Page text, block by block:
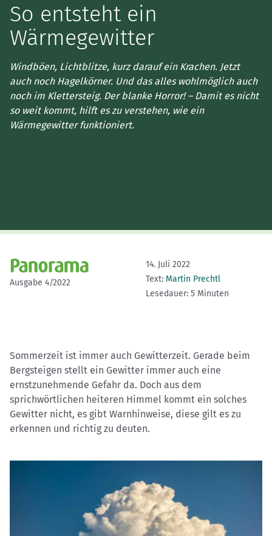
So entsteht ein
Wärmegewitter
Windböen, Lichtblitze, kurz darauf ein Krachen. Jetzt
auch noch Hagelkörner. Und das alles wohlmöglich auch
noch im Klettersteig. Der blanke Horror! – Damit es nicht
so weit kommt, hilft es zu verstehen, wie ein
Wärmegewitter funktioniert.
Ausgabe 4/2022
14. Juli 2022
Text: Martin Prechtl
Lesedauer: 5 Minuten
Sommerzeit ist immer auch Gewitterzeit. Gerade beim
Bergsteigen stellt ein Gewitter immer auch eine
ernstzunehmende Gefahr da. Doch aus dem
sprichwörtlichen heiteren Himmel kommt ein solches
Gewitter nicht, es gibt Warnhinweise, diese gilt es zu
erkennen und richtig zu deuten.